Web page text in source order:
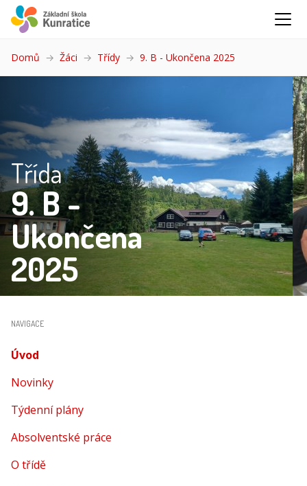
Domů Žáci Třídy 9. B - Ukončena 2025
Třída
9. B -
Ukončena
2025
NAVIGACE
Úvod
Novinky
Týdenní plány
Absolventské práce
O třídě